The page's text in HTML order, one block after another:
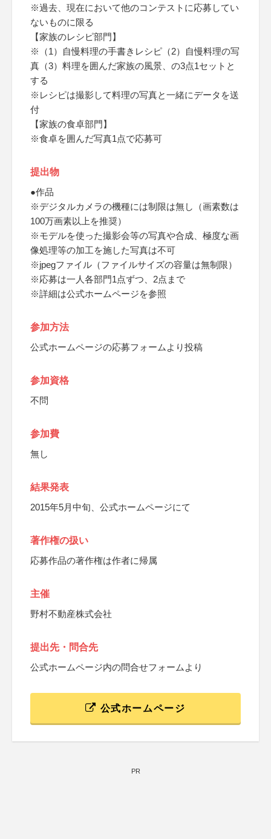
※過去、現在において他のコンテストに応募してい
ないものに限る
【家族のレシピ部門】
※（1）自慢料理の手書きレシピ（2）自慢料理の写
真（3）料理を囲んだ家族の風景、の3点1セットと
する
※レシピは撮影して料理の写真と一緒にデータを送
付
【家族の食卓部門】
※食卓を囲んだ写真1点で応募可
提出物
●作品
※デジタルカメラの機種には制限は無し（画素数は
100万画素以上を推奨）
※モデルを使った撮影会等の写真や合成、極度な画
像処理等の加工を施した写真は不可
※jpegファイル（ファイルサイズの容量は無制限）
※応募は一人各部門1点ずつ、2点まで
※詳細は公式ホームページを参照
参加方法
公式ホームページの応募フォームより投稿
参加資格
不問
参加費
無し
結果発表
2015年5月中旬、公式ホームページにて
著作権の扱い
応募作品の著作権は作者に帰属
主催
野村不動産株式会社
提出先・問合先
公式ホームページ内の問合せフォームより
公式ホームページ
PR